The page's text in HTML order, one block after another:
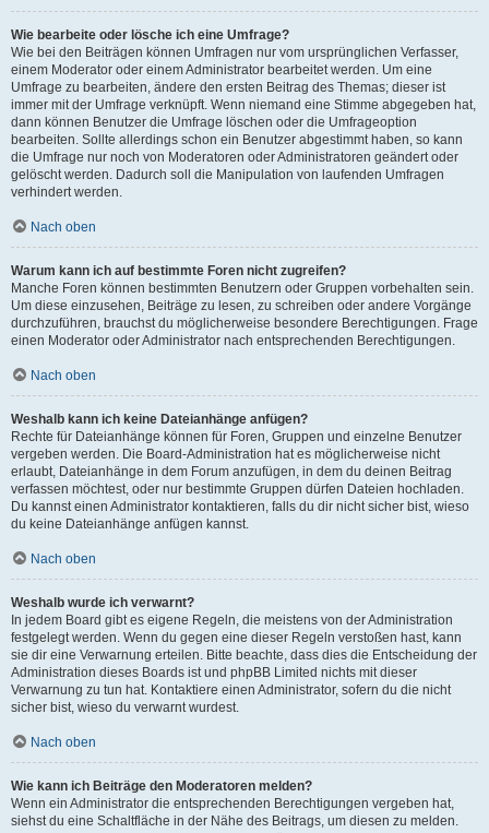
Wie bearbeite oder lösche ich eine Umfrage?
Wie bei den Beiträgen können Umfragen nur vom ursprünglichen Verfasser,
einem Moderator oder einem Administrator bearbeitet werden. Um eine
Umfrage zu bearbeiten, ändere den ersten Beitrag des Themas; dieser ist
immer mit der Umfrage verknüpft. Wenn niemand eine Stimme abgegeben hat,
dann können Benutzer die Umfrage löschen oder die Umfrageoption
bearbeiten. Sollte allerdings schon ein Benutzer abgestimmt haben, so kann
die Umfrage nur noch von Moderatoren oder Administratoren geändert oder
gelöscht werden. Dadurch soll die Manipulation von laufenden Umfragen
verhindert werden.
Nach oben
Warum kann ich auf bestimmte Foren nicht zugreifen?
Manche Foren können bestimmten Benutzern oder Gruppen vorbehalten sein.
Um diese einzusehen, Beiträge zu lesen, zu schreiben oder andere Vorgänge
durchzuführen, brauchst du möglicherweise besondere Berechtigungen. Frage
einen Moderator oder Administrator nach entsprechenden Berechtigungen.
Nach oben
Weshalb kann ich keine Dateianhänge anfügen?
Rechte für Dateianhänge können für Foren, Gruppen und einzelne Benutzer
vergeben werden. Die Board-Administration hat es möglicherweise nicht
erlaubt, Dateianhänge in dem Forum anzufügen, in dem du deinen Beitrag
verfassen möchtest, oder nur bestimmte Gruppen dürfen Dateien hochladen.
Du kannst einen Administrator kontaktieren, falls du dir nicht sicher bist, wieso
du keine Dateianhänge anfügen kannst.
Nach oben
Weshalb wurde ich verwarnt?
In jedem Board gibt es eigene Regeln, die meistens von der Administration
festgelegt werden. Wenn du gegen eine dieser Regeln verstoßen hast, kann
sie dir eine Verwarnung erteilen. Bitte beachte, dass dies die Entscheidung der
Administration dieses Boards ist und phpBB Limited nichts mit dieser
Verwarnung zu tun hat. Kontaktiere einen Administrator, sofern du die nicht
sicher bist, wieso du verwarnt wurdest.
Nach oben
Wie kann ich Beiträge den Moderatoren melden?
Wenn ein Administrator die entsprechenden Berechtigungen vergeben hat,
siehst du eine Schaltfläche in der Nähe des Beitrags, um diesen zu melden.